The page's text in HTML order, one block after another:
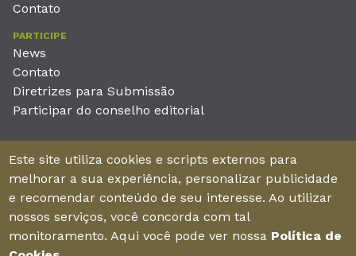
Contato
PARTICIPE
News
Contato
Diretrizes para Submissão
Participar do conselho editorial
Unieducar Inteligência Educacional Ltda
CNPJ: 05.569.970/0001-26
Av. Desembargador Moreira, No. 2001 – 11º andar - Bairro
Aldeota
Fortaleza – Ceará - Brasil - CEP 60170-001
Este site utiliza cookies e scripts externos para
melhorar a sua experiência, personalizar publicidade
e recomendar conteúdo de seu interesse. Ao utilizar
nossos serviços, você concorda com tal
monitoramento. Aqui você pode ver nossa Política de